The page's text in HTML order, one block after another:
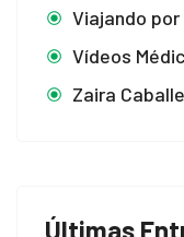
Viajando por
Vídeos
Zaira
Últimas